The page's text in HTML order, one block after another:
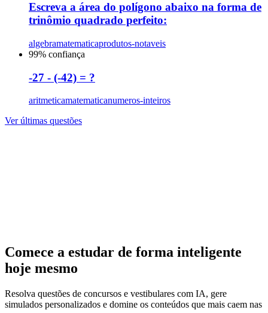
Escreva a área do polígono abaixo na forma de
trinômio quadrado perfeito:
algebramatematicaprodutos-notaveis
99% confiança
-27 - (-42) = ?
aritmeticamatematicanumeros-inteiros
Ver últimas questões
Comece a estudar de forma inteligente
hoje mesmo
Resolva questões de concursos e vestibulares com IA, gere
simulados personalizados e domine os conteúdos que mais caem nas